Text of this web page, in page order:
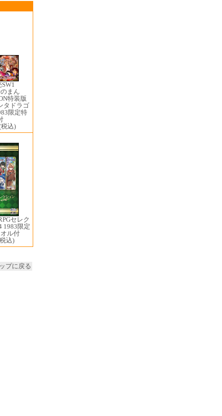
SW1
まん
特装版
タドラゴ
限定特
税込)
セレク
1983限定
ル付
込)
プに戻る